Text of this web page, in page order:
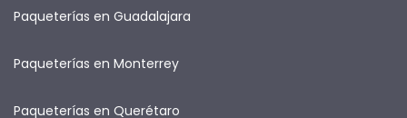
Paqueterías en Guadalajara
Paqueterías en Monterrey
Paqueterías en Querétaro